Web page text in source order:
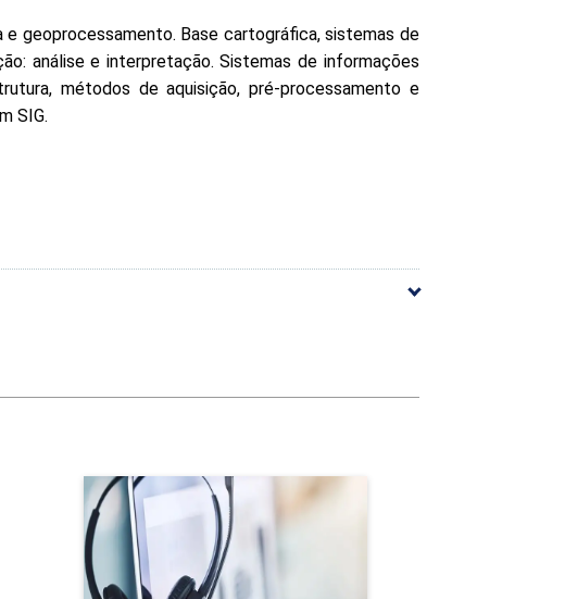
geoprocessamento. Base cartográfica, sistemas de
análise e interpretação. Sistemas de informações
métodos de aquisição, pré-processamento e
SIG.
Atendimento Ao Cliente
Detalhes do curso